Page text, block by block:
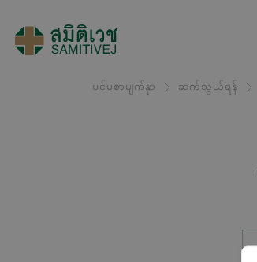
ပင်မစာမျက်နှာ ဆက်သွယ်ရန်